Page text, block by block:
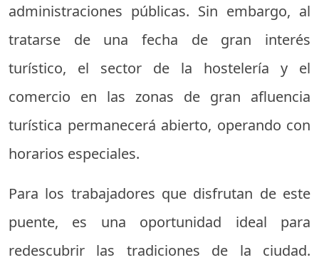
administraciones públicas. Sin embargo, al
tratarse de una fecha de gran interés
turístico, el sector de la hostelería y el
comercio en las zonas de gran afluencia
turística permanecerá abierto, operando con
horarios especiales.
Para los trabajadores que disfrutan de este
puente, es una oportunidad ideal para
redescubrir las tradiciones de la ciudad.